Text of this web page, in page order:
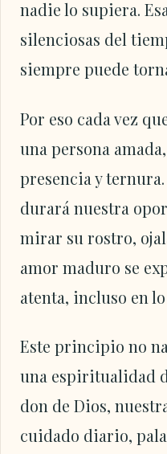
nadie lo supiera.
silenciosas del
siempre puede
Por eso cada vez
una persona
presencia y
durará nuestra
mirar su rostro,
amor maduro se
atenta, incluso en
Este principio no
una espiritualidad
don de Dios,
cuidado diario,